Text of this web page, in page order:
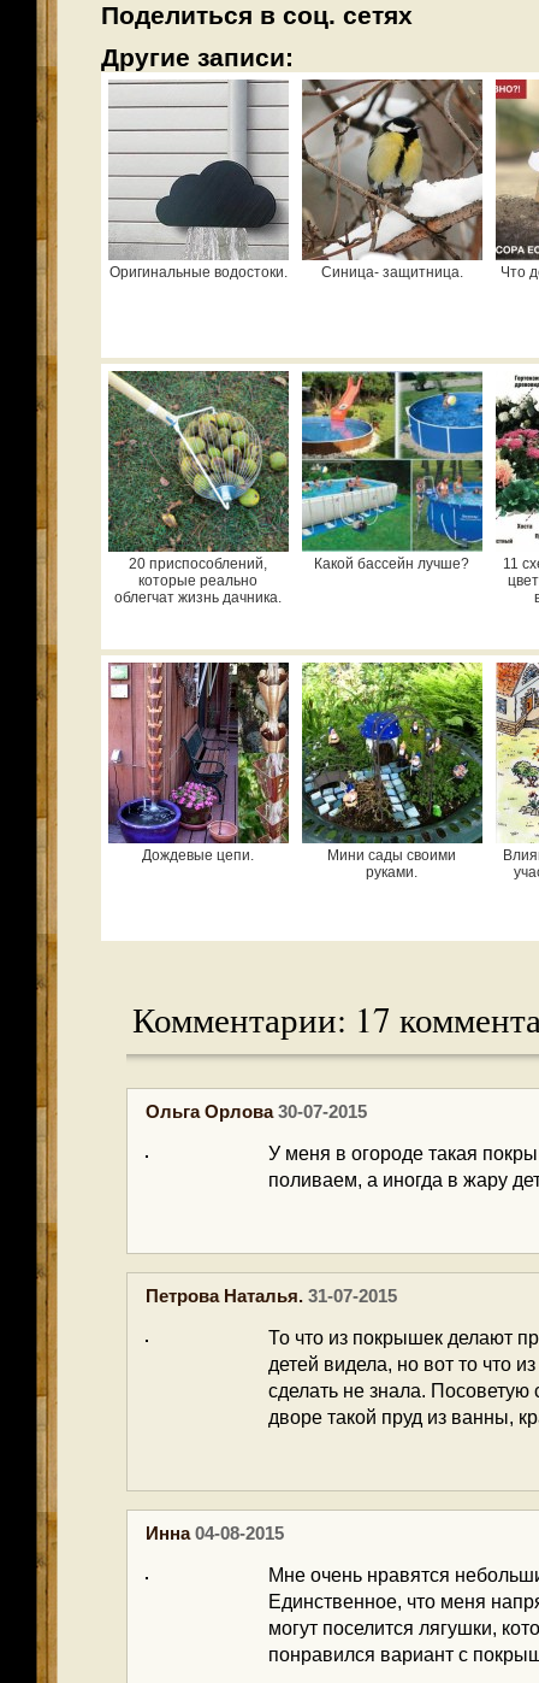
Поделиться в соц. сетях
Другие записи:
Оригинальные водостоки. Синица- защитница. Что
20 приспособлений,
которые реально
облегчат жизнь дачника.
Какой бассейн лучше?
11
Дождевые цепи.
Мини сады своими
руками.
Комментарии: 17
Ольга Орлова30-07-2015
У меня в огороде такая
поливаем, а иногда в жару
Петрова Наталья. 31-07-2015
То что из покрышек делают
детей видела, но вот то что
сделать не знала. Посоветую
дворе такой пруд из ванны,
Инна04-08-2015
Мне очень нравятся
Единственное, что меня
могут поселится лягушки,
понравился вариант с